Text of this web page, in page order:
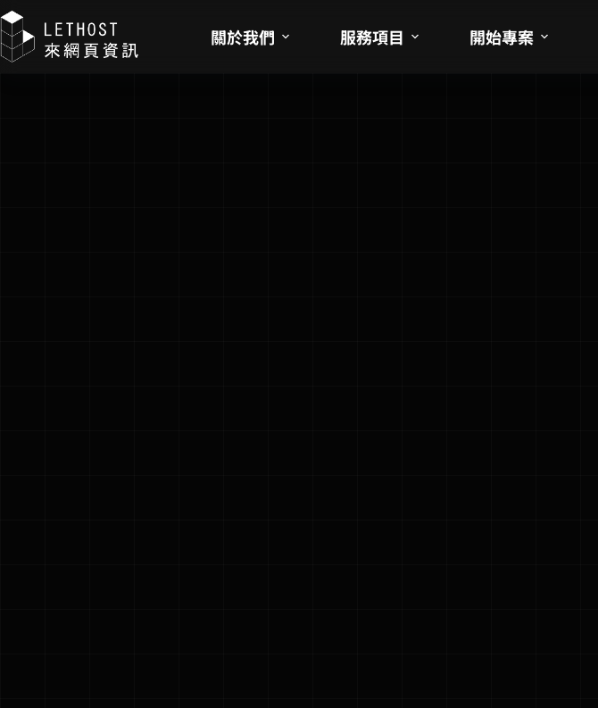
關於我們 服務項目 開始專案